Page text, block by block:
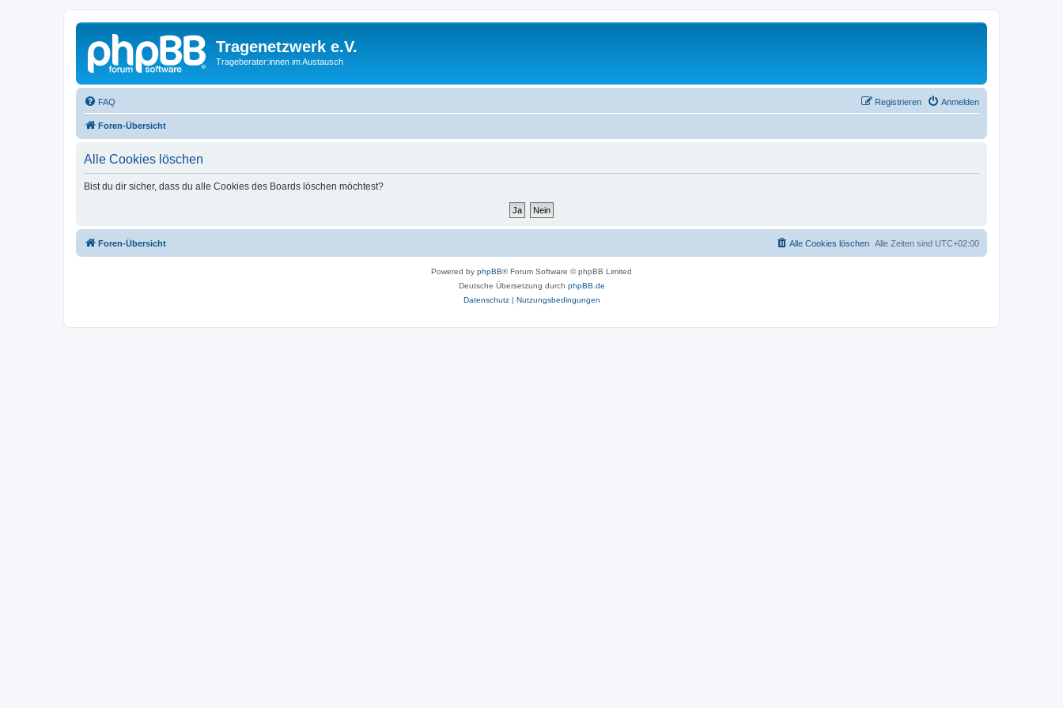
Tragenetzwerk e.V.
Trageberater:innen im Austausch
FAQ Anmelden
Registrieren
Foren-Übersicht
Alle Cookies löschen
Bist du dir sicher, dass du alle Cookies des Boards löschen möchtest?
Foren-Übersicht Alle Zeiten sind UTC+02:00
Alle Cookies löschen
Powered by phpBB® Forum Software © phpBB Limited
Deutsche Übersetzung durch phpBB.de
Datenschutz| Nutzungsbedingungen